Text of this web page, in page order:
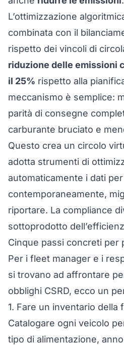
L’ottimizzazione
combinata con il
rispetto dei vincoli di
riduzione delle emissioni
il 25% rispetto alla
meccanismo è semplice:
parità di consegne
carburante bruciato e
Questo crea un circolo
adotta strumenti di
automaticamente i dati
contemporaneamente,
riportare. La compliance
sottoprodotto
Cinque passi concreti per
Per i fleet manager e i
si trovano ad affrontare
obblighi CSRD, ecco un
1. Fare un inventario della
Catalogare ogni veicolo
tipo di alimentazione,